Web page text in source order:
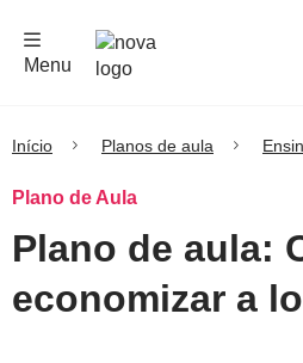
Menu
Início Planos de aula
Plano de Aula
Plano de aula:
economizar a